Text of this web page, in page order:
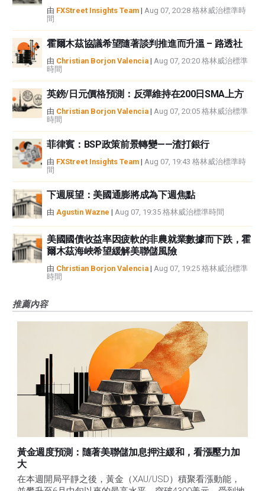
由 FXStreet Insights Team | Aug 07, 20:28 格林威治標準時
間
霍爾木茲協議希望隨著談判推進而升溫 – 路透社
由 Christian Borjon Valencia | Aug 07, 20:20 格林威治標準
時間
英鎊/日元價格預測：反彈維持在200日SMA上方
由 Christian Borjon Valencia | Aug 07, 20:05 格林威治標準
時間
菲律賓：BSP政策前景轉變——渣打銀行
由 FXStreet Insights Team | Aug 07, 19:43 格林威治標準時
間
下週展望：美國通膨將成為下週焦點
由 Agustin Wazne | Aug 07, 19:35 格林威治標準時間
美國國債收益率因疲軟的非農就業數據而下跌，霍
爾木茲海峽希望緩解美聯儲風險
由 Christian Borjon Valencia | Aug 07, 19:25 格林威治標準
時間
推薦內容
黃金週度預測：隨著美聯儲加息押注緩和，看漲壓力加
大
在本週開局平靜之後，黃金（XAU/USD）積聚看漲動能，